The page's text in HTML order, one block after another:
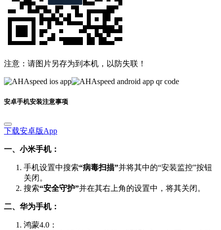
注意：请图片另存为到本机，以防失联！
安卓手机安装注意事项
下载安卓版App
一、小米手机：
手机设置中搜索“病毒扫描”并将其中的“安装监控”按钮
关闭。
搜索“安全守护”并在其右上角的设置中，将其关闭。
二、华为手机：
鸿蒙4.0：